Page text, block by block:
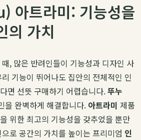
아트라미: 기능성을
의 가치
, 많은 반려인들이 기능성과 디자인 사
기능이 뛰어나도 집안의 전체적인 인
면 선뜻 구매하기 어렵습니다.뚜누
을 완벽하게 해결합니다. 아트라미 제품
위한 최고의 기능성을 갖추었을 뿐만
로 공간의 가치를 높이는 프리미엄 인